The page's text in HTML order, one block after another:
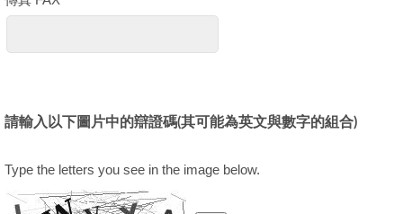
請輸入以下圖片中的辯證碼(其可能為英文與數字的組合)
Type the letters you see in the image below.